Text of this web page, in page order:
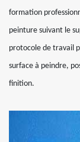
formation
peinture suivant le
protocole de travail
surface à peindre,
finition.